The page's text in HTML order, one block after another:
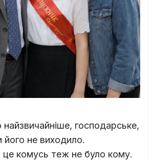
господарське,
його не виходило.
комусь теж не було кому.